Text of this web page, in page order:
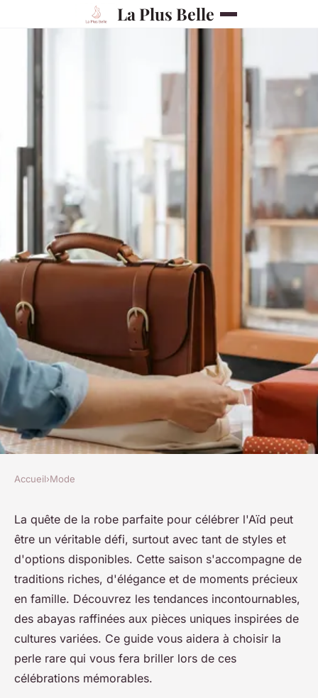
La Plus Belle
Robe aid : trouvez la perle rare
pour célébrer l'aïd
raymonde•8 février 2025•8 min de lecture
Accueil›Mode
La quête de la robe parfaite pour célébrer l'Aïd peut
être un véritable défi, surtout avec tant de styles et
d'options disponibles. Cette saison s'accompagne de
traditions riches, d'élégance et de moments précieux
en famille. Découvrez les tendances incontournables,
des abayas raffinées aux pièces uniques inspirées de
cultures variées. Ce guide vous aidera à choisir la
perle rare qui vous fera briller lors de ces
célébrations mémorables.